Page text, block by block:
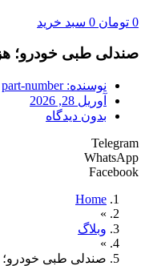
0 تومان 0 سبد خرید
صندلی طبی خودرو؛
نوسنده: part-number
آوریل 28, 2026
بدون دیدگاه
Telegram
WhatsApp
Facebook
Home
»
وبلاگ
»
صندلی طبی خودرو؛